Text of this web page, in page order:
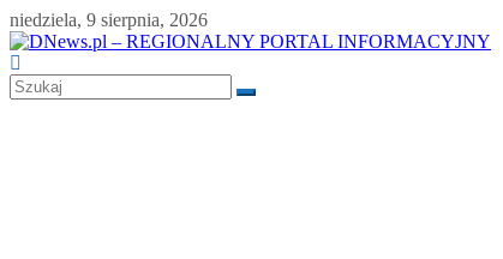
Skip
to
content
niedziela, 9 sierpnia, 2026